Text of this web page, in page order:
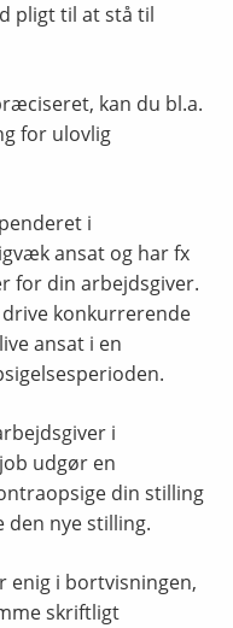
pligt til at stå til
kan du bl.a.
for ulovlig
i
ansat og har fx
for din arbejdsgiver.
konkurrerende
ansat i en
i
udgør en
din stilling
nye stilling.
enig i bortvisningen,
skriftligt